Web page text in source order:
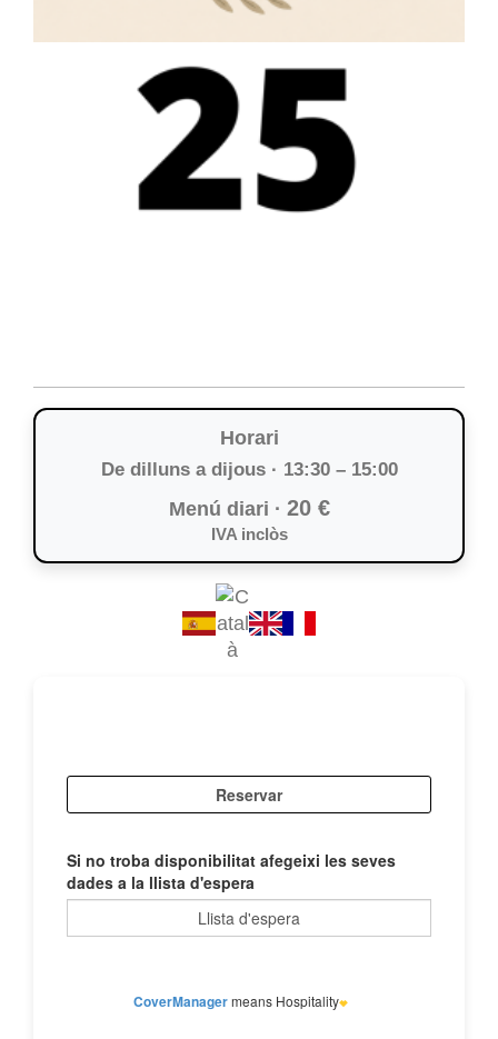
Horari
De dilluns a dijous · 13:30 – 15:00
Menú diari · 20 €
IVA inclòs